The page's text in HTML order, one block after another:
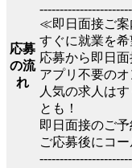
応募
の流
れ
≪即日面接ご
すぐに就業を
応募から即日
アプリ不要の
人気の求人は
とも！
即日面接のご予
ご応募後にコ